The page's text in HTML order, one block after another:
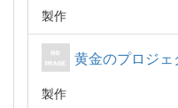
製作
黄金のプロジェ
製作